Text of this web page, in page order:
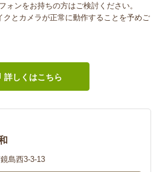
ォンをお持ちの方はご検討ください。
クとカメラが正常に動作することを予めご
詳しくはこちら
島西3-3-13